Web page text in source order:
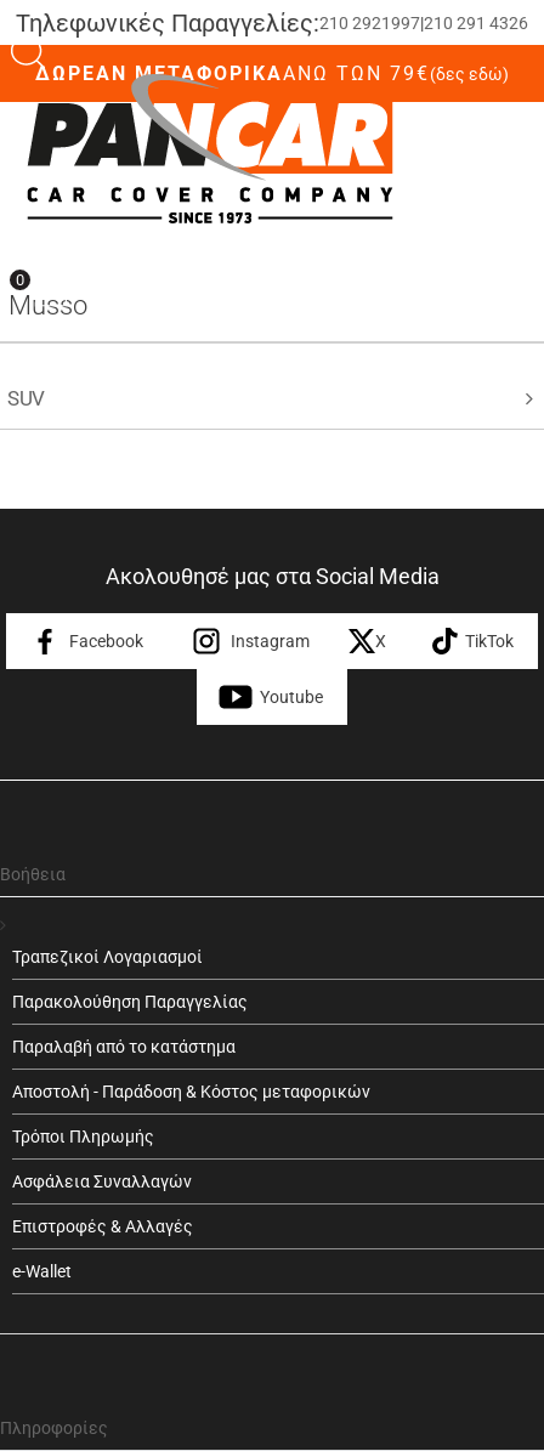
Τηλεφωνικές Παραγγελίες:210 2921997|210 291 4326
ΔΩΡΕΑΝ ΜΕΤΑΦΟΡΙΚΑΆΝΩ ΤΩΝ 79€(δες εδώ)
0
Musso
SUV
Ακολουθησέ μας στα Social Media
Facebook Instagram X TikTok
Youtube
Βοήθεια
Τραπεζικοί Λογαριασμοί
Παρακολούθηση Παραγγελίας
Παραλαβή από το κατάστημα
Αποστολή - Παράδοση & Κόστος μεταφορικών
Τρόποι Πληρωμής
Ασφάλεια Συναλλαγών
Επιστροφές & Αλλαγές
e-Wallet
Πληροφορίες